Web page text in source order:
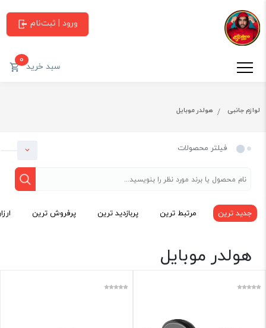
ورود | ثبت‌نام
سبد خرید0
لوازم جانبی هولدر موبایل
فیلتر محصولات
دسته بندی
لوازم جانبی
جدید ترین مرتبط ترین پربازدید ترین پرفروش ترین
هولدر موبایل